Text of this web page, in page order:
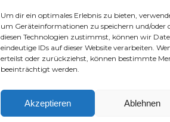
Um dir ein optimales Erlebnis zu bieten,
um Geräteinformationen zu speichern und/oder
diesen Technologien zustimmst, können wir
eindeutige IDs auf dieser Website verarbeiten.
erteilst oder zurückziehst, können bestimmte
beeinträchtigt werden.
Akzeptieren Ablehnen